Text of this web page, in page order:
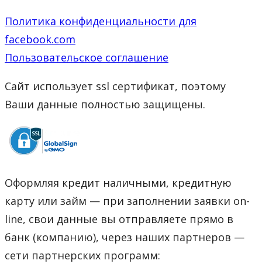
Политика конфиденциальности для
facebook.com
Пользовательское соглашение
Сайт использует ssl сертификат, поэтому
Ваши данные полностью защищены.
Оформляя кредит наличными, кредитную
карту или займ — при заполнении заявки on-
line, свои данные вы отправляете прямо в
банк (компанию), через наших партнеров —
сети партнерских программ: